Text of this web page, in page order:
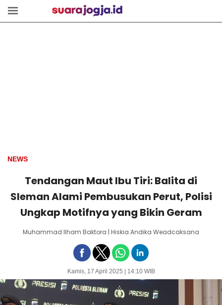
NEWS
Tendangan Maut Ibu Tiri: Balita di
Sleman Alami Pembusukan Perut, Polisi
Ungkap Motifnya yang Bikin Geram
Muhammad Ilham Baktora | Hiskia Andika Weadcaksana
Kamis, 17 April 2025 | 14:10 WIB